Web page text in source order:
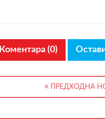
Коментара (0)
ПРЕДХОДНА